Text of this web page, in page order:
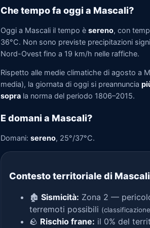
Che tempo fa oggi a Mascali?
Oggi a Mascali il tempo è sereno, con
36°C. Non sono previste precipitazioni
Nord-Ovest fino a 19 km/h nelle raffiche.
Rispetto alle medie climatiche di agosto a
media), la giornata di oggi si preannuncia
sopra la norma del periodo 1806–2015.
E domani a Mascali?
Domani: sereno, 25°/37°C.
Contesto territoriale di Mascali
🏚️ Sismicità: Zona 2 —
terremoti possibili
🪨 Rischio frane: il 0% del